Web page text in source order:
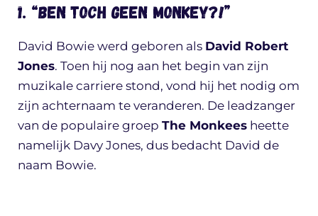
1. “Ben toch geen Monkey?!”
David Bowie werd geboren als David Robert
Jones. Toen hij nog aan het begin van zijn
muzikale carriere stond, vond hij het nodig om
zijn achternaam te veranderen. De leadzanger
van de populaire groep The Monkees heette
namelijk Davy Jones, dus bedacht David de
naam Bowie.